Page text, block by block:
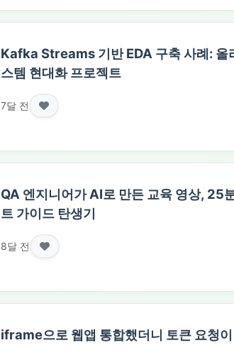
Kafka Streams 기반 EDA 구축 사례: 올
스템 현대화 프로젝트
7달 전
QA 엔지니어가 AI로 만든 교육 영상, 25
트 가이드 탄생기
8달 전
iframe으로 웹앱 통합했더니 토큰 요청